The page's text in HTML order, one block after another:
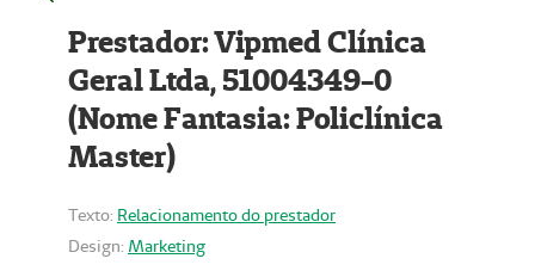
Prestador: Vipmed Clínica
Geral Ltda, 51004349-0
(Nome Fantasia: Policlínica
Master)
Texto: Relacionamento do prestador
Design: Marketing